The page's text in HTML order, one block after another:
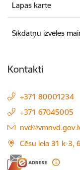
Lapas karte
Sīkdatņu izvēles
Kontakti
+371 80001234
+371 67045005
E-pasts:
Cēsu iela 31 k-3,